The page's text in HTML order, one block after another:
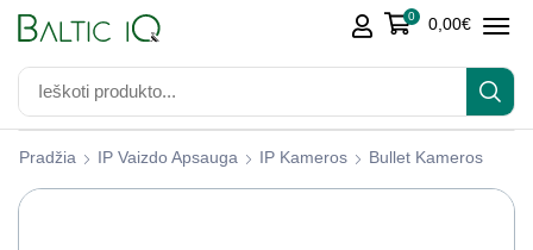
0 0,00€
Pradžia IP Vaizdo Apsauga IP Kameros Bullet Kameros